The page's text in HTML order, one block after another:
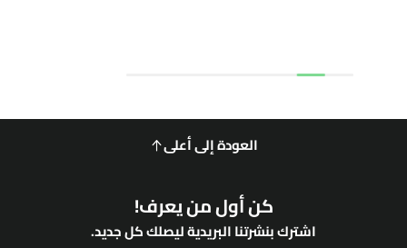
العودة إلى أعلى
كن أول من يعرف!
اشترك بنشرتنا البريدية ليصلك كل جديد.